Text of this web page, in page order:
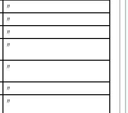
〃
〃
〃
〃
〃
〃
〃